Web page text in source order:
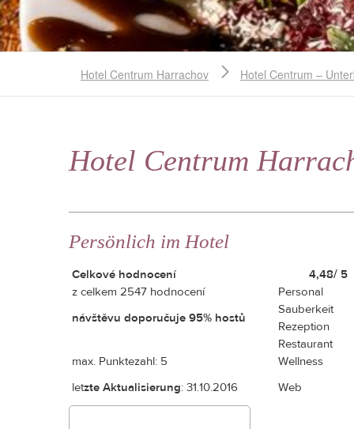
Hotel Centrum Harrachov Hotel Centrum –
Hotel Centrum
Persönlich im Hotel
Celkové hodnocení 4,48/ 5
z celkem 2547 hodnocení
Personal
návštěvu doporučuje 95% hostů
Sauberkeit
Rezeption
Restaurant
max. Punktezahl: 5
Wellness
letzte Aktualisierung: 31.10.2016 Web